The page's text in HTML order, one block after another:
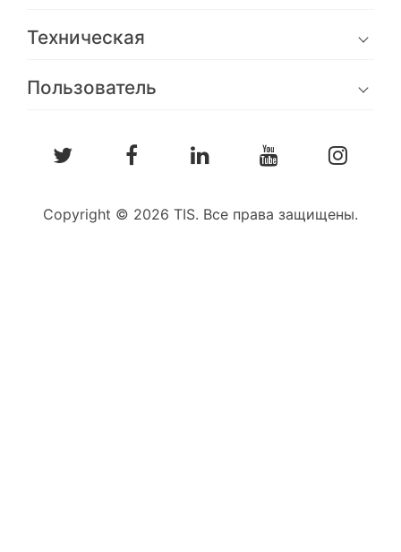
Техническая
Пользователь
Copyright © 2026 TIS. Все права защищены.